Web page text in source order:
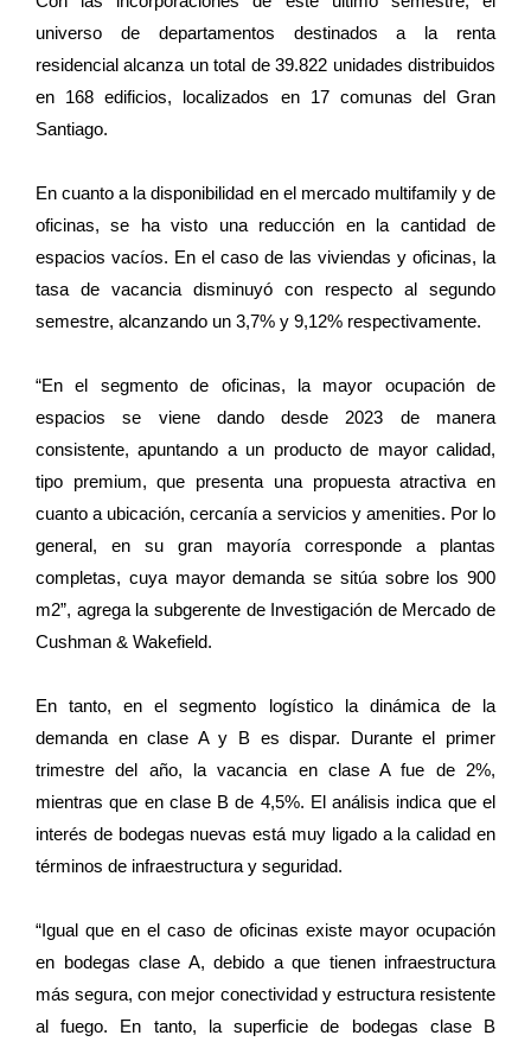
universo de departamentos destinados a la renta
residencial alcanza un total de 39.822 unidades distribuidos
en 168 edificios, localizados en 17 comunas del Gran
Santiago.
En cuanto a la disponibilidad en el mercado multifamily y de
oficinas, se ha visto una reducción en la cantidad de
espacios vacíos. En el caso de las viviendas y oficinas, la
tasa de vacancia disminuyó con respecto al segundo
semestre, alcanzando un 3,7% y 9,12% respectivamente.
“En el segmento de oficinas, la mayor ocupación de
espacios se viene dando desde 2023 de manera
consistente, apuntando a un producto de mayor calidad,
tipo premium, que presenta una propuesta atractiva en
cuanto a ubicación, cercanía a servicios y amenities. Por lo
general, en su gran mayoría corresponde a plantas
completas, cuya mayor demanda se sitúa sobre los 900
m2”, agrega la subgerente de Investigación de Mercado de
Cushman & Wakefield.
En tanto, en el segmento logístico la dinámica de la
demanda en clase A y B es dispar. Durante el primer
trimestre del año, la vacancia en clase A fue de 2%,
mientras que en clase B de 4,5%. El análisis indica que el
interés de bodegas nuevas está muy ligado a la calidad en
términos de infraestructura y seguridad.
“Igual que en el caso de oficinas existe mayor ocupación
en bodegas clase A, debido a que tienen infraestructura
más segura, con mejor conectividad y estructura resistente
al fuego. En tanto, la superficie de bodegas clase B